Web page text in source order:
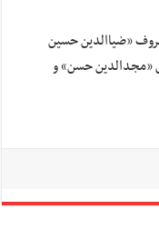
معروف «ضیاالدین حسین
توسط پسرانش «مجدالدین حسن» و